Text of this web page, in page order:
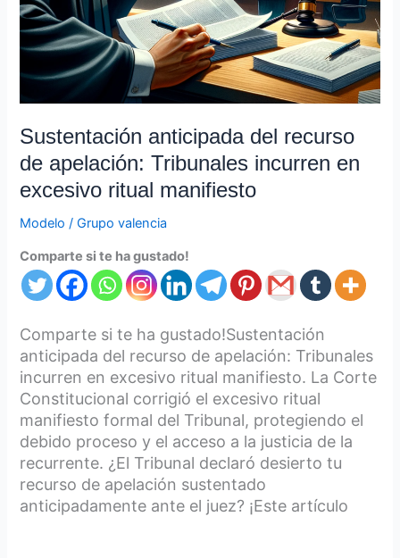
Sustentación anticipada del recurso
de apelación: Tribunales incurren en
excesivo ritual manifiesto
Modelo /Grupo valencia
Comparte si te ha gustado!
Comparte si te ha gustado!Sustentación
anticipada del recurso de apelación: Tribunales
incurren en excesivo ritual manifiesto. La Corte
Constitucional corrigió el excesivo ritual
manifiesto formal del Tribunal, protegiendo el
debido proceso y el acceso a la justicia de la
recurrente. ¿El Tribunal declaró desierto tu
recurso de apelación sustentado
anticipadamente ante el juez? ¡Este artículo
apelación:
Tribunales
incurren
en
manifiesto